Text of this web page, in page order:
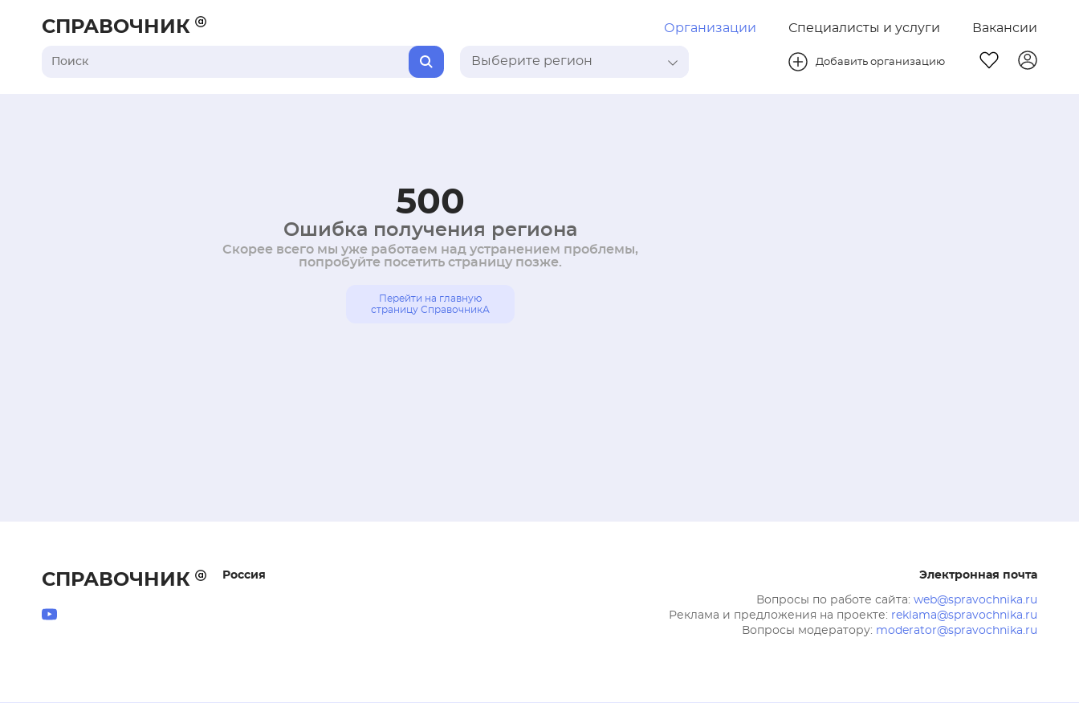
СПРАВОЧНИК Организации Специалисты и услуги Вакансии
Выберите регион Добавить организацию
500
Ошибка получения региона
Скорее всего мы уже работаем над устранением проблемы,
попробуйте посетить страницу позже.
Перейти на главную
страницу СправочникА
СПРАВОЧНИК Россия Электронная почта
Вопросы по работе сайта: web@spravochnika.ru
Реклама и предложения на проекте: reklama@spravochnika.ru
Вопросы модератору: moderator@spravochnika.ru